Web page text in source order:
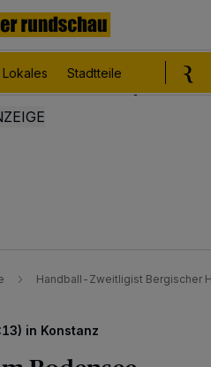
Lokales Stadtteile
Handball-Zweitligist Bergischer
in Konstanz